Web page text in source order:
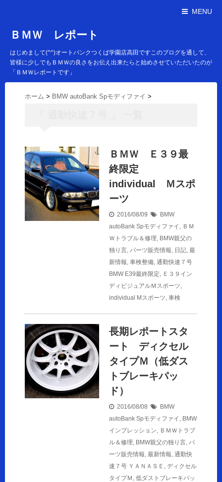
MENU
ＢＭＷ レポート
はじめまして(^^)オートバンクつくば学園店高田ですこのブログを通して、
皆様に少しでもＢＭＷの良さをお伝え出来たらと始めさせていただいたのが
「ＢＭＷレポートです」
ホーム > BMW autoBank Spモディファイ >
ＢＭＷ Ｅ３９最
終限定
individual Ｍスポ
ーツ
2016/08/09
BMW
autoBank Spモディファイ , ＢＭ
Ｗトラブル＆修理, BMW親父の
独り言, パーツ販売情報, 日記, 最
新情報, 車検整備, 通勤快速７号
BMW E39最終限定, Ｅ３９イン
ディビジュアルＭスポーツ,
individual Mスポーツ, 車検
長期レポートスタ
ート ディクセル
タイプＭ（低ダス
トブレーキパッ
ド）
2016/08/08
BMW
autoBank Spモディファイ , BMW
インプレッション, ＢＭＷトラブ
ル＆修理, BMW親父の独り言, パ
ーツ販売情報, 最新情報, 通勤快
速７号 ＹＡＮＡＳＥ , ディクセル
タイプＭ , 低ダストブレーキパッ